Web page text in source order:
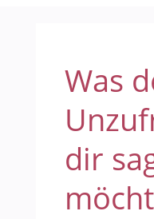
Was
dir